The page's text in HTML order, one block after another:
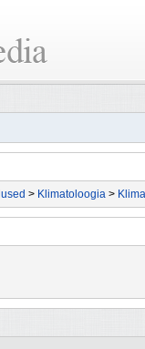
> Klimatoloogia >